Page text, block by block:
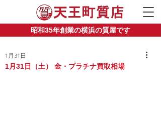
昭和35年創業の横浜の質屋です
1月31日（土） 金・プラチナ買取相場
1月31日